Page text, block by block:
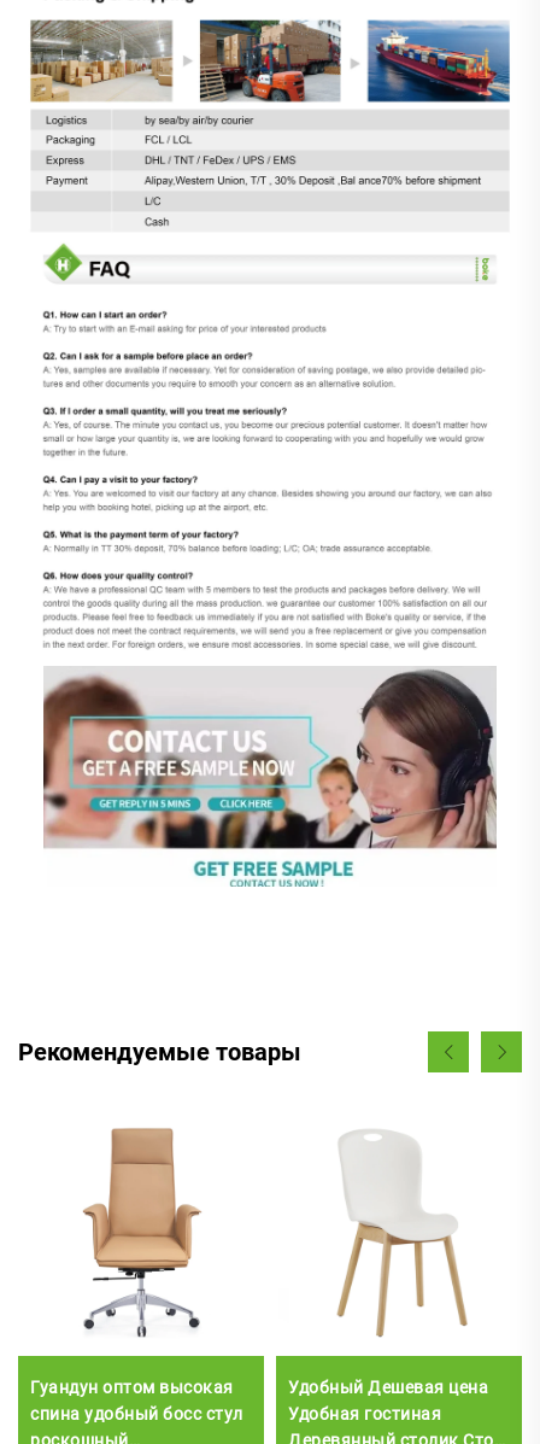
Рекомендуемые товары
Гуандун оптом высокая
спина удобный босс стул
роскошный
Удобный Дешевая цена
Удобная гостиная
Деревянный столик Стол